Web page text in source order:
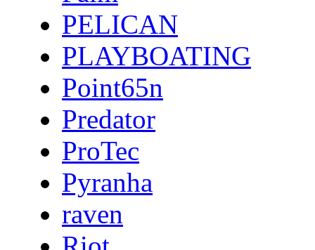
PELICAN
PLAYBOATING
Point65n
Predator
ProTec
Pyranha
raven